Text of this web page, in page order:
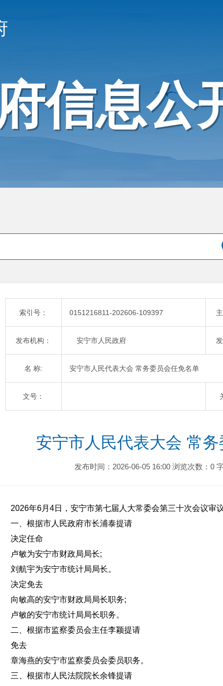
信息公
索引号： 0151216811-202606-109397
发布机构： 安宁市人民政府
名 称: 安宁市人民代表大会 常务委员会任免名单
文号：
安宁市人民代表大会 常
发布时间：2026-06-05 16:00 浏览次数：0
年6月4日，安宁市第七届人大常委会第三十次会议审议
、根据市人民政府市长浦泰提请
定任命
敏为安宁市财政局局长;
航宇为安宁市统计局局长。
定免去
敏高的安宁市财政局局长职务;
敏的安宁市统计局局长职务。
、根据市监察委员会主任李颖提请
去
海燕的安宁市监察委员会委员职务。
、根据市人民法院院长余锋提请